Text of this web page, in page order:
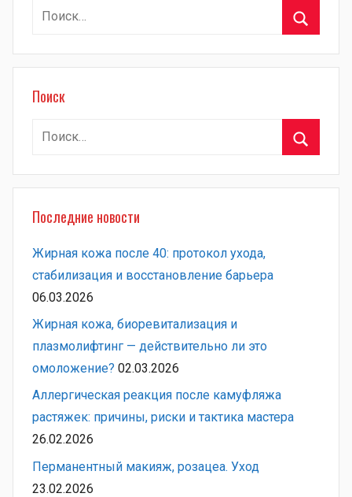
Найти:
Поиск
Найти:
Последние новости
Жирная кожа после 40: протокол ухода,
стабилизация и восстановление барьера
06.03.2026
Жирная кожа, биоревитализация и
плазмолифтинг — действительно ли это
омоложение? 02.03.2026
Аллергическая реакция после камуфляжа
растяжек: причины, риски и тактика мастера
26.02.2026
Перманентный макияж, розацеа. Уход
23.02.2026